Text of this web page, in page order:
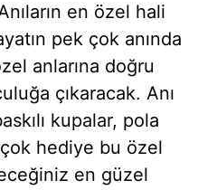
en özel hali
pek çok anında
anlarına doğru
çıkaracak. Anı
kupalar, pola
hediye bu özel
en güzel